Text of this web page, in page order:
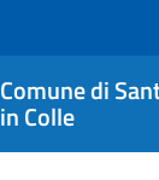
Comune di
in Colle